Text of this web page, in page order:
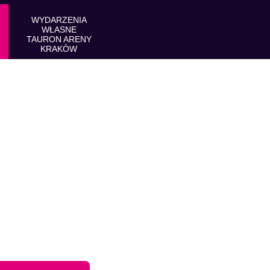
WYDARZENIA
WŁASNE
TAURON ARENY
KRAKÓW